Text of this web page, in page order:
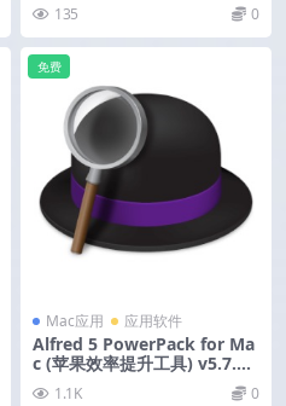
135 0
Mac应用 应用软件
Alfred 5 PowerPack for Ma
c (苹果效率提升工具) v5.7.2
激活版
免费
1.1K 0